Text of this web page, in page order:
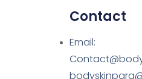
Contact
Email: